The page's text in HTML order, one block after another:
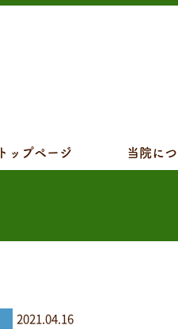
トップページ 当院に
2021.04.16